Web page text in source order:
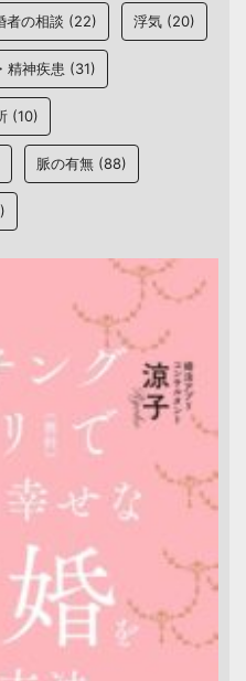
者の相談 (22) 浮気 (20)
精神疾患 (31)
(10)
脈の有無 (88)